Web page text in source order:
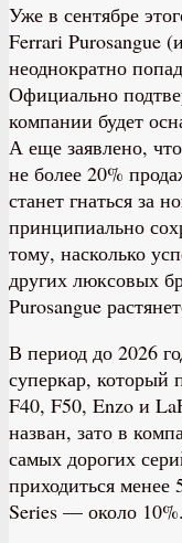
Уже в сентябре
Ferrari Purosangue
неоднократно
Официально
компании будет
А еще заявлено,
не более 20%
станет гнаться за
принципиально
тому, насколько
других люксовых
Purosangue
В период до 2026
суперкар, который
F40, F50, Enzo и
назван, зато в
самых дорогих
приходиться
Series — около 10%.